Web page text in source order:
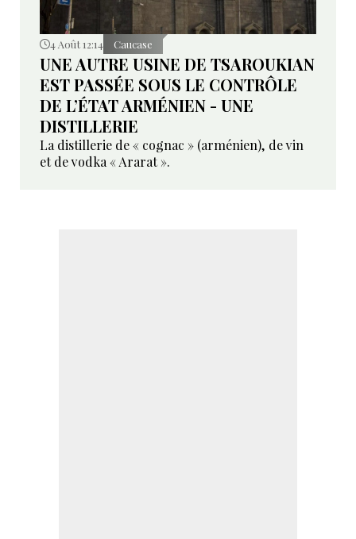
4 Août 12:14 Caucase
UNE AUTRE USINE DE TSAROUKIAN
EST PASSÉE SOUS LE CONTRÔLE
DE L’ÉTAT ARMÉNIEN - UNE
DISTILLERIE
La distillerie de « cognac » (arménien), de vin
et de vodka « Ararat ».